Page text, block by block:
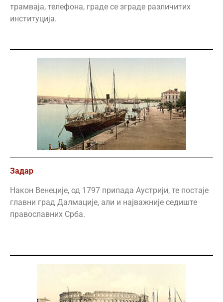
трамваја, телефона, граде се зграде различитих
институција.
Задар
Након Венеције, од 1797 припада Аустрији, те постаје
главни град Далмације, али и најважније седиште
православних Срба.